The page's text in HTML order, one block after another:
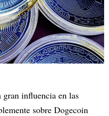
gran influencia en las
sobre Dogecoin